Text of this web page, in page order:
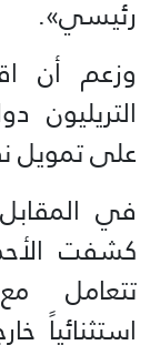
رئيسي».
وزعم أن
التريليون
على تمويل
في
كشفت
تتعامل
استثنائياً